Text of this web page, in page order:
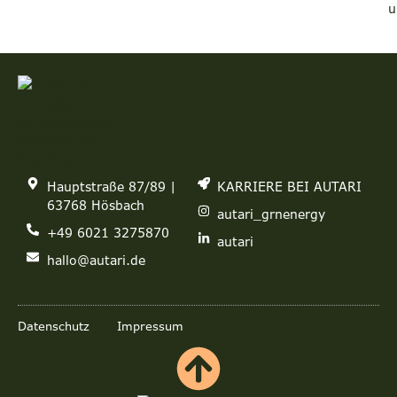
Hauptstraße 87/89 |
63768 Hösbach
+49 6021 3275870
hallo@autari.de
KARRIERE BEI AUTARI
autari_grnenergy
autari
Datenschutz Impressum